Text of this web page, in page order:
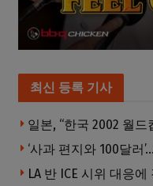
최신 등록 기사